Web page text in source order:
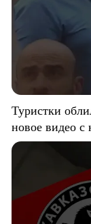
Туристки
новое видео с